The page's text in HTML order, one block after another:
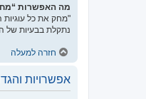
מה האפשרות
נתקלת בבעיות של
חזרה למעלה
אפשרויות